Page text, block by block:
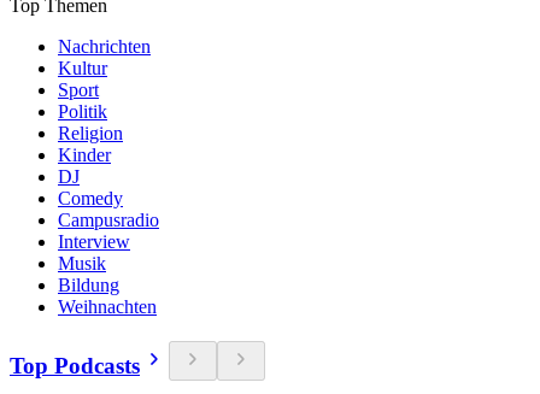
Top Themen
Nachrichten
Kultur
Sport
Politik
Religion
Kinder
DJ
Comedy
Campusradio
Interview
Musik
Bildung
Weihnachten
Top Podcasts